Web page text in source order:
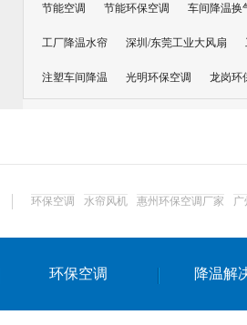
节能空调 节能环保空调 车间降温换
工厂降温水帘 深圳/东莞工业大风扇
注塑车间降温 光明环保空调 龙岗环
达州工业省电安装
环保空调 水帘风机 惠州环保空调厂家 广
环保空调 降温解